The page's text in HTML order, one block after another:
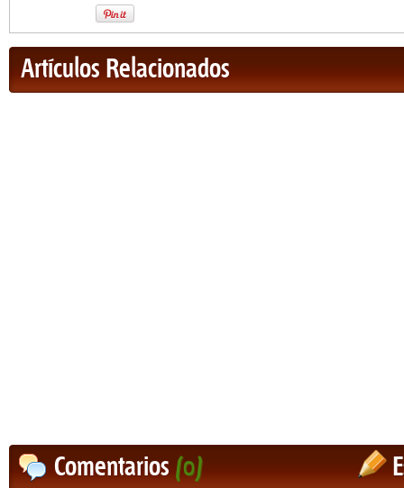
Artículos Relacionados
Comentarios(0)